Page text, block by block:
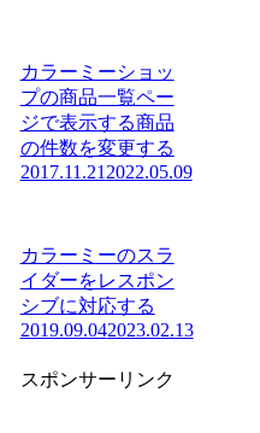
カラーミーショッ
プの商品一覧ペー
ジで表示する商品
の件数を変更する
2017.11.21 2022.05.09
カラーミーのスラ
イダーをレスポン
シブに対応する
2019.09.042023.02.13
スポンサーリンク